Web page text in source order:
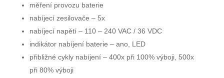
měření provozu baterie
nabíjecí zesilovače – 5x
nabíjecí napětí – 110 – 240 VAC / 36 VDC
indikátor nabíjení baterie – ano, LED
přibližné cykly nabíjení – 400x při 100% výboji, 500x
při 80% výboji